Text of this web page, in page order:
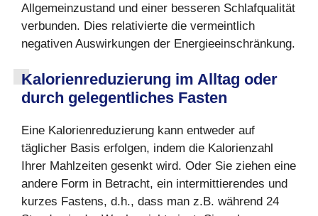
Allgemeinzustand und einer besseren Schlafqualität
verbunden. Dies relativierte die vermeintlich
negativen Auswirkungen der Energieeinschränkung.
Kalorienreduzierung im Alltag oder
durch gelegentliches Fasten
Eine Kalorienreduzierung kann entweder auf
täglicher Basis erfolgen, indem die Kalorienzahl
Ihrer Mahlzeiten gesenkt wird. Oder Sie ziehen eine
andere Form in Betracht, ein intermittierendes und
kurzes Fastens, d.h., dass man z.B. während 24